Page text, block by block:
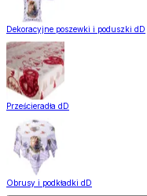
Dekoracyjne poszewki i poduszki dD
Prześcieradła dD
Obrusy i podkładki dD